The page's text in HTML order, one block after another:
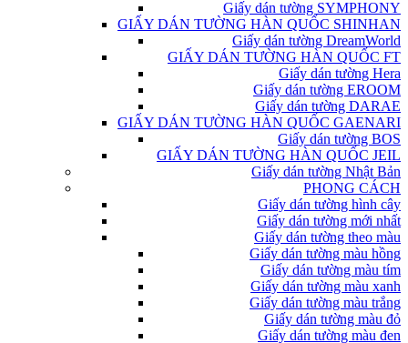
Giấy dán tường SYMPHONY
GIẤY DÁN TƯỜNG HÀN QUỐC SHINHAN
Giấy dán tường DreamWorld
GIẤY DÁN TƯỜNG HÀN QUỐC FT
Giấy dán tường Hera
Giấy dán tường EROOM
Giấy dán tường DARAE
GIẤY DÁN TƯỜNG HÀN QUỐC GAENARI
Giấy dán tường BOS
GIẤY DÁN TƯỜNG HÀN QUỐC JEIL
Giấy dán tường Nhật Bản
PHONG CÁCH
Giấy dán tường hình cây
Giấy dán tường mới nhất
Giấy dán tường theo màu
Giấy dán tường màu hồng
Giấy dán tường màu tím
Giấy dán tường màu xanh
Giấy dán tường màu trắng
Giấy dán tường màu đỏ
Giấy dán tường màu đen